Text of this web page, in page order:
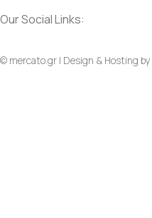
Our Social Links:
© mercato.gr | Design & Hosting by